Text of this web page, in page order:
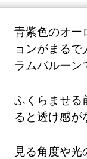
青紫色のオー
ョンがまる
ラムバルーン
ふくらませる
ると透け感が
見る角度や